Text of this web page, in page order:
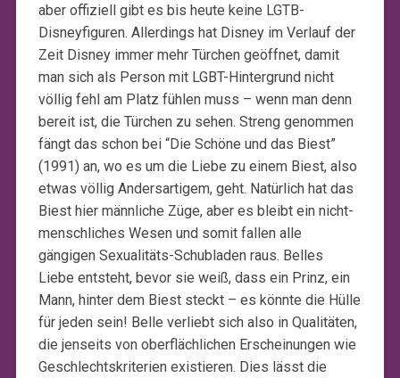
aber offiziell gibt es bis heute keine LGTB-
Disneyfiguren. Allerdings hat Disney im Verlauf der
Zeit Disney immer mehr Türchen geöffnet, damit
man sich als Person mit LGBT-Hintergrund nicht
völlig fehl am Platz fühlen muss – wenn man denn
bereit ist, die Türchen zu sehen. Streng genommen
fängt das schon bei “Die Schöne und das Biest”
(1991) an, wo es um die Liebe zu einem Biest, also
etwas völlig Andersartigem, geht. Natürlich hat das
Biest hier männliche Züge, aber es bleibt ein nicht-
menschliches Wesen und somit fallen alle
gängigen Sexualitäts-Schubladen raus. Belles
Liebe entsteht, bevor sie weiß, dass ein Prinz, ein
Mann, hinter dem Biest steckt – es könnte die Hülle
für jeden sein! Belle verliebt sich also in Qualitäten,
die jenseits von oberflächlichen Erscheinungen wie
Geschlechtskriterien existieren. Dies lässt die